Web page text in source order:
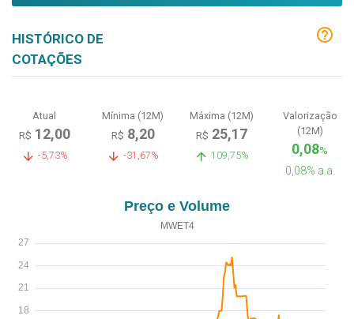
HISTÓRICO DE
COTAÇÕES
Atual
R$ 12,00
-5,73%
Mínima (12M)
R$ 8,20
-31,67%
Máxima (12M)
R$ 25,17
109,75%
Valorização
(12M)
0,08%
0,08% a.a.